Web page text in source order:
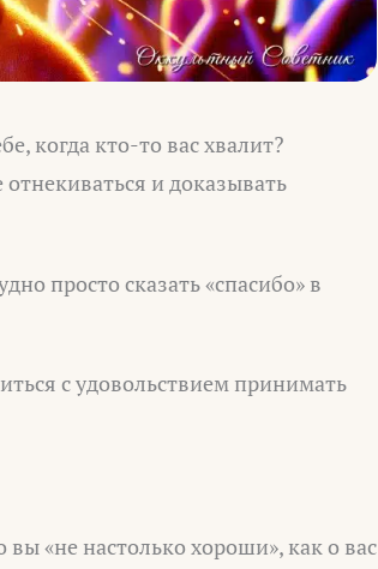
когда кто-то вас хвалит?
и доказывать
просто сказать «спасибо» в
с удовольствием принимать
«не настолько хороши», как о вас